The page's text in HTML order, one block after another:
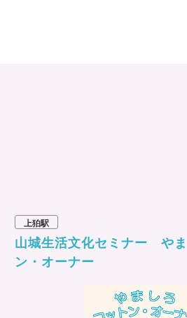
上狛駅
山城生活文化セミナー や
ン・オーナー